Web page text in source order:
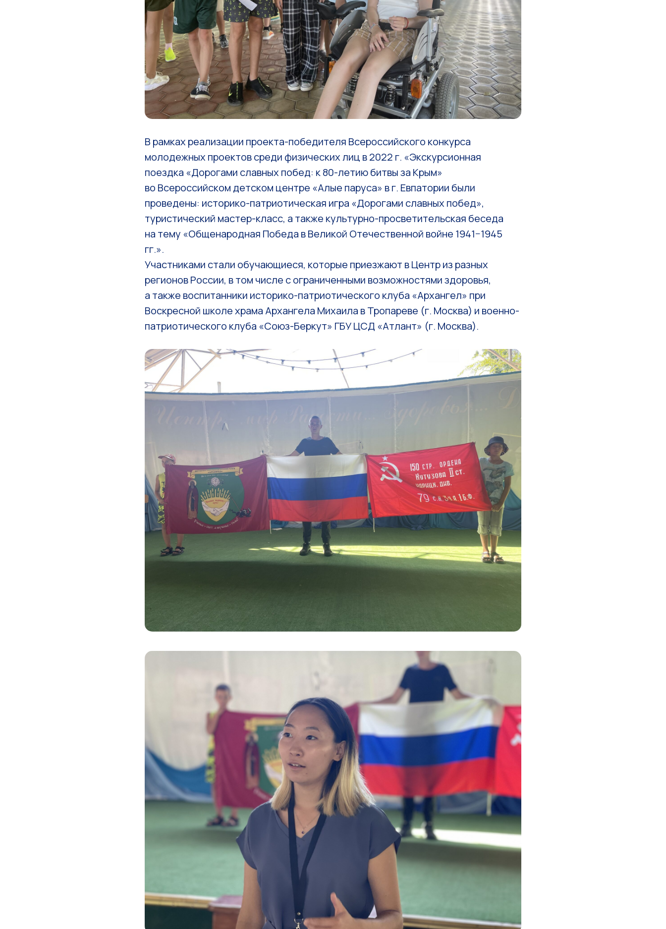
В рамках реализации проекта-победителя Всероссийского конкурса
молодежных проектов среди физических лиц в 2022 г. «Экскурсионная
поездка «Дорогами славных побед: к 80-летию битвы за Крым»
во Всероссийском детском центре «Алые паруса» в г. Евпатории были
проведены: историко-патриотическая игра «Дорогами славных побед»,
туристический мастер-класс, а также культурно-просветительская беседа
на тему «Общенародная Победа в Великой Отечественной войне 1941−1945
гг.».
Участниками стали обучающиеся, которые приезжают в Центр из разных
регионов России, в том числе с ограниченными возможностями здоровья,
а также воспитанники историко-патриотического клуба «Архангел» при
Воскресной школе храма Архангела Михаила в Тропареве (г. Москва) и военно-
патриотического клуба «Союз-Беркут» ГБУ ЦСД «Атлант» (г. Москва).